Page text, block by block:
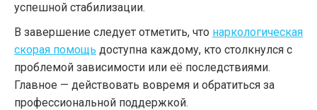
успешной стабилизации.
В завершение следует отметить, что наркологическая
скорая помощь доступна каждому, кто столкнулся с
проблемой зависимости или её последствиями.
Главное — действовать вовремя и обратиться за
профессиональной поддержкой.